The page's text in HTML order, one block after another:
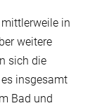
in
ber weitere
sich die
insgesamt
Bad und